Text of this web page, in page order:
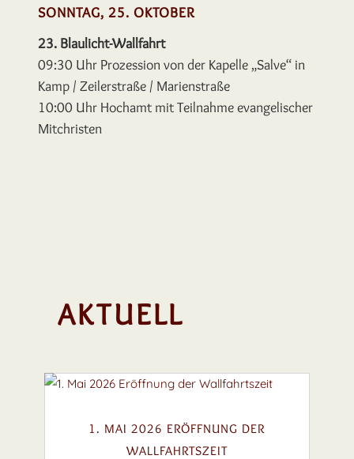
SONNTAG, 25. OKTOBER
23. Blaulicht-Wallfahrt
09:30 Uhr Prozession von der Kapelle „Salve“ in
Kamp /Zeilerstraße / Marienstraße
10:00 Uhr Hochamt mit Teilnahme evangelischer
Mitchristen
AKTUELL
1. MAI 2026 ERÖFFNUNG DER
WALLFAHRTSZEIT